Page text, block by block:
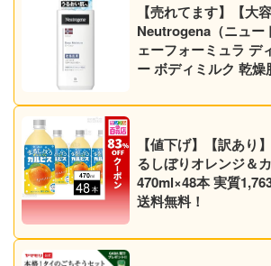
【売れてます】【大容
Neutrogena（ニュー
ェーフォーミュラ デ
ー ボディミルク 乾燥
料無料！
【値下げ】【訳あり
るしぼりオレンジ＆
470ml×48本 実質
送料無料！